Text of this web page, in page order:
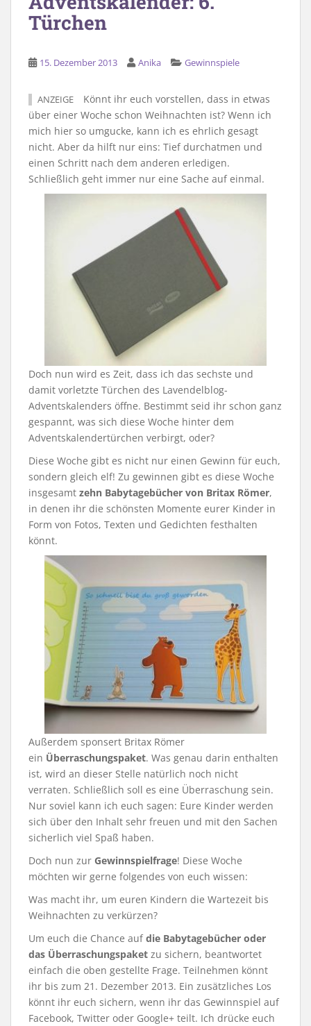
Türchen
15. Dezember 2013 Anika Gewinnspiele
ANZEIGE
Könnt ihr euch vorstellen, dass in etwas
über einer Woche schon Weihnachten ist? Wenn ich
mich hier so umgucke, kann ich es ehrlich gesagt
nicht. Aber da hilft nur eins: Tief durchatmen und
einen Schritt nach dem anderen erledigen.
Schließlich geht immer nur eine Sache auf einmal.
Doch nun wird es Zeit, dass ich das sechste und
damit vorletzte Türchen des Lavendelblog-
Adventskalenders öffne. Bestimmt seid ihr schon ganz
gespannt, was sich diese Woche hinter dem
Adventskalendertürchen verbirgt, oder?
Diese Woche gibt es nicht nur einen Gewinn für euch,
sondern gleich elf! Zu gewinnen gibt es diese Woche
insgesamt zehn Babytagebücher von Britax Römer,
in denen ihr die schönsten Momente eurer Kinder in
Form von Fotos, Texten und Gedichten festhalten
könnt.
Außerdem sponsert Britax Römer
ein Überraschungspaket. Was genau darin enthalten
ist, wird an dieser Stelle natürlich noch nicht
verraten. Schließlich soll es eine Überraschung sein.
Nur soviel kann ich euch sagen: Eure Kinder werden
sich über den Inhalt sehr freuen und mit den Sachen
sicherlich viel Spaß haben.
Doch nun zur Gewinnspielfrage! Diese Woche
möchten wir gerne folgendes von euch wissen:
Was macht ihr, um euren Kindern die Wartezeit bis
Weihnachten zu verkürzen?
Um euch die Chance aufdie Babytagebücher oder
das Überraschungspaket zu sichern, beantwortet
einfach die oben gestellte Frage. Teilnehmen könnt
ihr bis zum 21. Dezember 2013. Ein zusätzliches Los
könnt ihr euch sichern, wenn ihr das Gewinnspiel auf
Facebook, Twitter oder Google+ teilt. Ich drücke euch